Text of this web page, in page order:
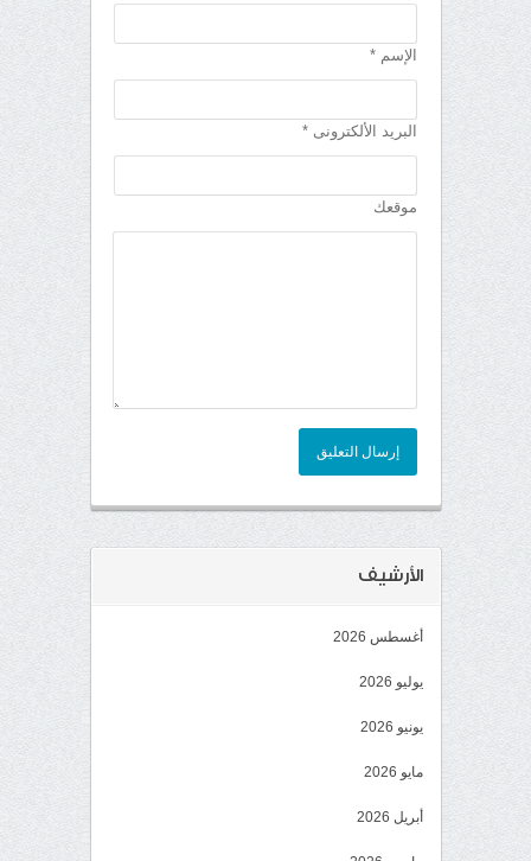
الإسم *
البريد الألكترونى *
موقعك
إرسال التعليق
الأرشيف
أغسطس 2026
يوليو 2026
يونيو 2026
مايو 2026
أبريل 2026